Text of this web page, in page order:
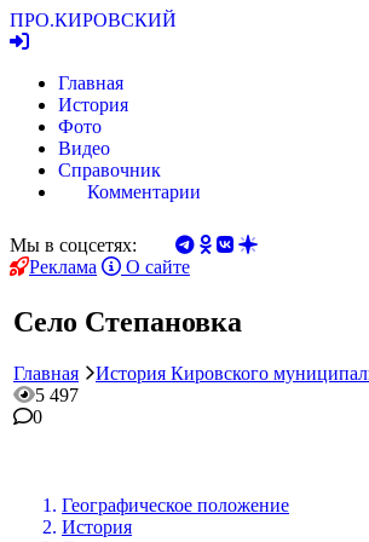
ПРО.КИРОВСКИЙ
Главная
История
Фото
Видео
Справочник
Комментарии
Мы в соцсетях:
Реклама
О сайте
Село Степановка
Главная История Кировского
5 497
0
Географическое положение
История